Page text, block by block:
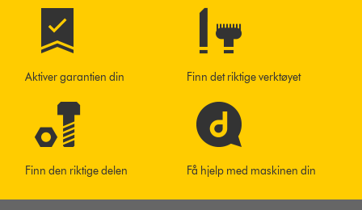
Aktiver garantien din Finn det riktige verktøyet
Finn den riktige delen Få hjelp med maskinen din